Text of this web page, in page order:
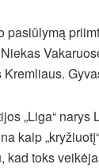
pasiūlymą
„Liga“
kaip
kad toks